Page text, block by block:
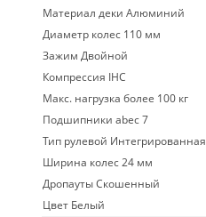
Материал деки Алюминий
Диаметр колес 110 мм
Зажим Двойной
Компрессия IHC
Макс. нагрузка более 100 кг
Подшипники abec 7
Тип рулевой Интегрированная
Ширина колес 24 мм
Дропауты Скошенный
Цвет Белый